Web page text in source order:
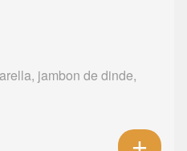
jambon de dinde,